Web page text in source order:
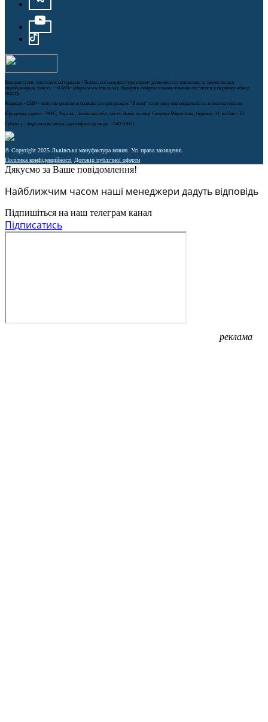
реклама
реклама
Використання текстових матеріалів «Львівської мануфактури новин» дозволяється виключно за умови згадки
першоджерела тексту – «LMN» (https://www.lmn.in.ua). Відкрите гіперпосилання повинне міститися у першому абзаці
тексту.
Редакція «LMN» може не розділяти позицію авторів розділу “Блоги” та не несе відповідальність за їхні матеріали.
Юридична адреса: 79005, Україна, Львівська обл., місто Львів, вулиця Скорика Мирослава, будинок, 31, кабінет, 23
Cуб'єкт у сфері онлайн-медіа; ідентифікатор медіа - R40-03621
© Copyright 2025 Львівська мануфактура новин. Усі права захищенні.
Політика конфіденційності Договір публічної оферти
Дякуємо за Ваше повідомлення!
Найближчим часом наші менеджери дадуть відповідь
Підпишіться на наш телеграм канал
Підписатись